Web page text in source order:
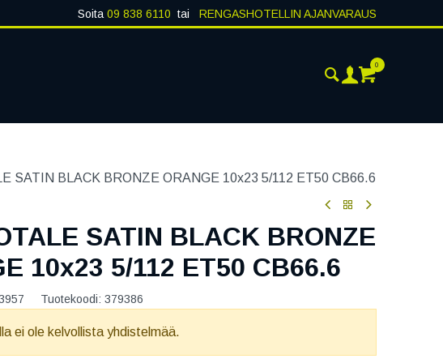
Soita 09 838 6110 tai RENGASHOTELLIN AJANVARAUS
0
SATIN BLACK BRONZE ORANGE 10x23 5/112 ET50 CB66.6
SATIN BLACK BRONZE
10x23 5/112 ET50 CB66.6
Tuotekoodi: 379386
ei ole kelvollista yhdistelmää.